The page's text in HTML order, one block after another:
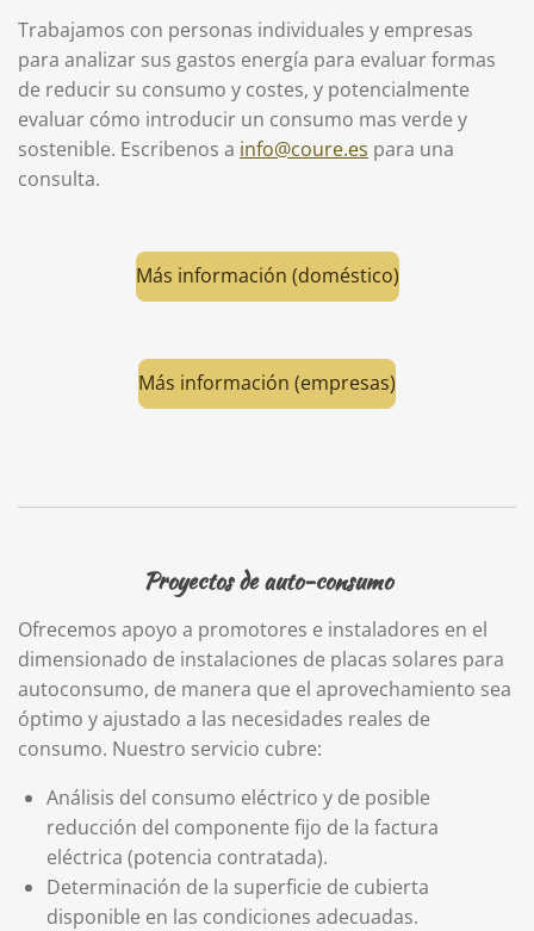
Trabajamos con personas individuales y empresas
para analizar sus gastos energía para evaluar formas
de reducir su consumo y costes, y potencialmente
evaluar cómo introducir un consumo mas verde y
sostenible. Escribenos a info@coure.es para una
consulta.
Más información (doméstico)
Más información (empresas)
Proyectos de auto-consumo
Ofrecemos apoyo a promotores e instaladores en el
dimensionado de instalaciones de placas solares para
autoconsumo, de manera que el aprovechamiento sea
óptimo y ajustado a las necesidades reales de
consumo. Nuestro servicio cubre:
Análisis del consumo eléctrico y de posible
reducción del componente fijo de la factura
eléctrica (potencia contratada).
Determinación de la superficie de cubierta
disponible en las condiciones adecuadas.